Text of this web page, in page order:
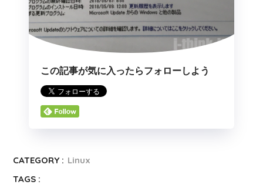
この記事が気に入ったらフォローしよう
CATEGORY : Linux
TAGS :